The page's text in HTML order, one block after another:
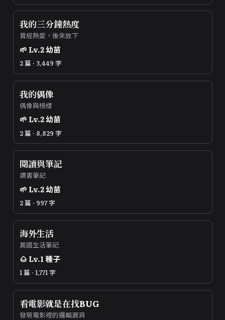
我的三分鐘熱度
曾經熱愛，後來放下
🌱 Lv.2幼苗
2 篇 · 3,449 字
我的偶像
偶像與榜樣
🌱 Lv.2幼苗
2 篇 · 8,829 字
閱讀與筆記
讀書筆記
🌱 Lv.2幼苗
2 篇 · 997 字
海外生活
異國生活筆記
🌰 Lv.1種子
1 篇 · 1,771 字
看電影就是在找BUG
發現電影裡的邏輯漏洞